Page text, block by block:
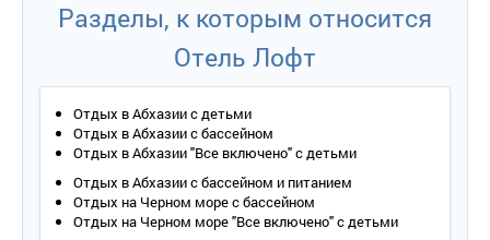
Разделы, к которым относится
Отель Лофт
Отдых в Абхазии с детьми
Отдых в Абхазии с бассейном
Отдых в Абхазии "Все включено" с детьми
Отдых в Абхазии с бассейном и питанием
Отдых на Черном море с бассейном
Отдых на Черном море "Все включено" с детьми